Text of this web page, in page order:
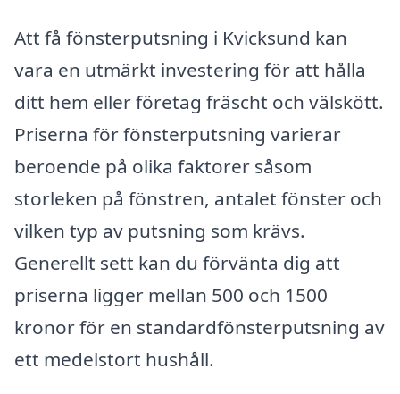
Att få fönsterputsning i Kvicksund kan
vara en utmärkt investering för att hålla
ditt hem eller företag fräscht och välskött.
Priserna för fönsterputsning varierar
beroende på olika faktorer såsom
storleken på fönstren, antalet fönster och
vilken typ av putsning som krävs.
Generellt sett kan du förvänta dig att
priserna ligger mellan 500 och 1500
kronor för en standardfönsterputsning av
ett medelstort hushåll.